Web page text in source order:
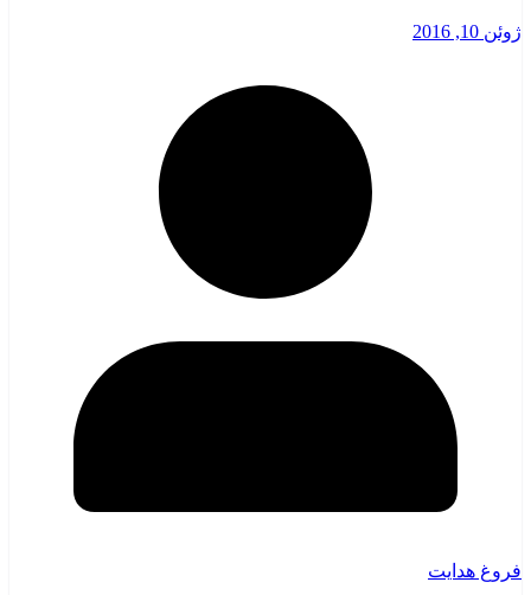
ژوئن 10, 2016
فروغ هدایت